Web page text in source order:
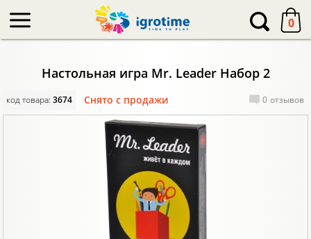
0
Настольная игра Mr. Leader Набор 2
код товара:3674 Снято с продажи 0 отзывов